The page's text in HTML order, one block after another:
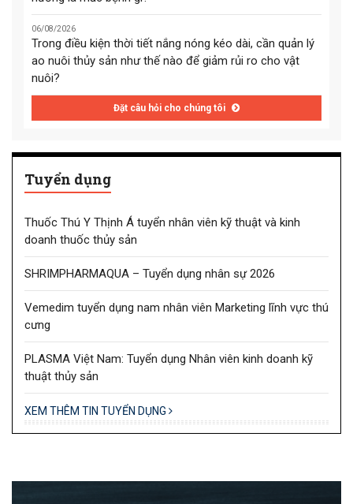
06/08/2026
Trong điều kiện thời tiết nắng nóng kéo dài, cần quản lý
ao nuôi thủy sản như thế nào để giảm rủi ro cho vật
nuôi?
Đặt câu hỏi cho chúng tôi
Tuyển dụng
Thuốc Thú Y Thịnh Á tuyển nhân viên kỹ thuật và kinh
doanh thuốc thủy sản
SHRIMPHARMAQUA – Tuyển dụng nhân sự 2026
Vemedim tuyển dụng nam nhân viên Marketing lĩnh vực thú
cưng
PLASMA Việt Nam: Tuyển dụng Nhân viên kinh doanh kỹ
thuật thủy sản
XEM THÊM TIN TUYỂN DỤNG